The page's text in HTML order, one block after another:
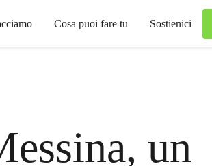
Cosa puoi fare tu Sostienici
un